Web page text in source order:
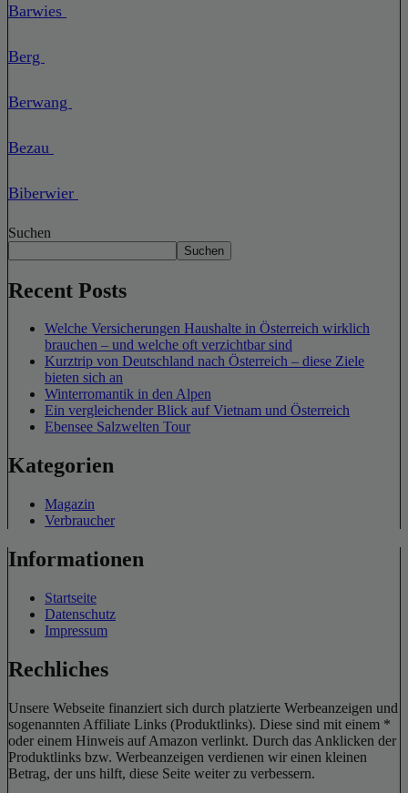
Barwies
Berg
Berwang
Bezau
Biberwier
Suchen
Suchen
Recent Posts
Welche Versicherungen Haushalte in Österreich wirklich
brauchen – und welche oft verzichtbar sind
Kurztrip von Deutschland nach Österreich – diese Ziele
bieten sich an
Winterromantik in den Alpen
Ein vergleichender Blick auf Vietnam und Österreich
Ebensee Salzwelten Tour
Kategorien
Magazin
Verbraucher
Informationen
Startseite
Datenschutz
Impressum
Rechliches
Unsere Webseite finanziert sich durch platzierte Werbeanzeigen und
sogenannten Affiliate Links (Produktlinks). Diese sind mit einem *
oder einem Hinweis auf Amazon verlinkt. Durch das Anklicken der
Produktlinks bzw. Werbeanzeigen verdienen wir einen kleinen
Betrag, der uns hilft, diese Seite weiter zu verbessern.